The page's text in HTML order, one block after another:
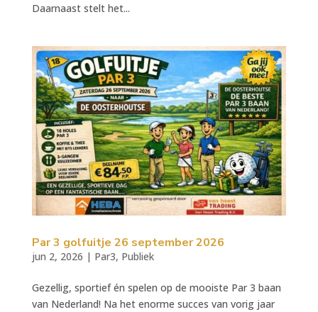
Daarnaast stelt het...
Par 3 golfuitje 26 september 2026
jun 2, 2026 | Par3, Publiek
Gezellig, sportief én spelen op de mooiste Par 3 baan
van Nederland! Na het enorme succes van vorig jaar